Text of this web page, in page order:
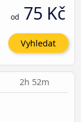
od 75 Kč
Vyhledat
2h 52m